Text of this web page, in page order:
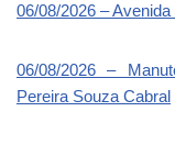
06/08/2026 –
06/08/2026 –
Pereira Souza Cabral